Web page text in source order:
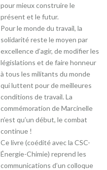
pour mieux construire le
présent et le futur.
Pour le monde du travail, la
solidarité reste le moyen par
excellence d’agir, de modifier les
législations et de faire honneur
à tous les militants du monde
qui luttent pour de meilleures
conditions de travail. La
commémoration de Marcinelle
n’est qu’un début, le combat
continue !
Ce livre (coédité avec la CSC-
Énergie-Chimie) reprend les
communications d’un colloque